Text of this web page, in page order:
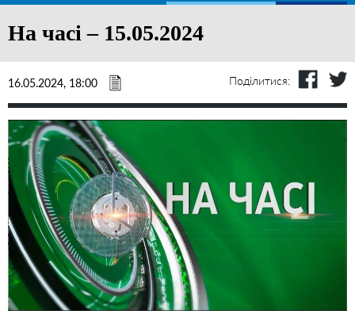
На часі – 15.05.2024
16.05.2024, 18:00 Поділитися: